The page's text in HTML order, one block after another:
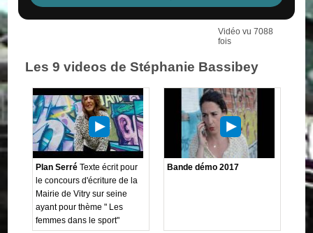
Vidéo vu 7088
fois
Les 9 videos de Stéphanie Bassibey
Plan Serré Texte écrit pour
le concours d'écriture de la
Mairie de Vitry sur seine
ayant pour thème " Les
femmes dans le sport"
Bande démo 2017